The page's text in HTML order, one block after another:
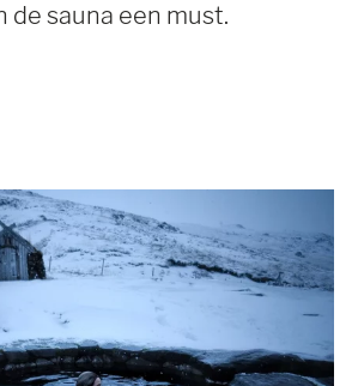
de sauna een must.